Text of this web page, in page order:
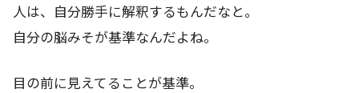
人は、自分勝手に解釈するもんだなと。
自分の脳みそが基準なんだよね。
目の前に見えてることが基準。